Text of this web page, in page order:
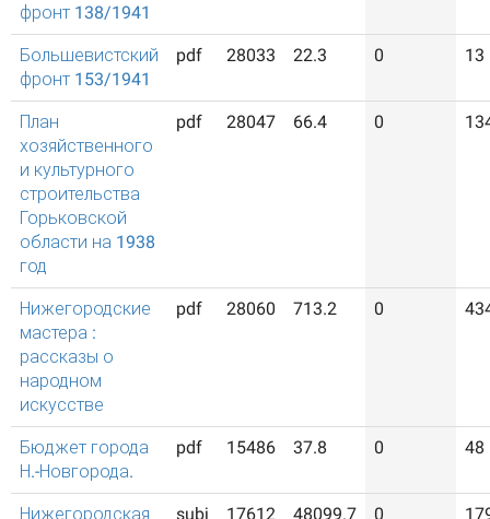
фронт 138/1941
Большевистский
фронт 153/1941
pdf 28033 22.3 0 13
План
хозяйственного
и культурного
строительства
Горьковской
области на 1938
год
pdf 28047 66.4 0
Нижегородские
мастера :
рассказы о
народном
искусстве
pdf 28060 713.2 0
Бюджет города
Н.-Новгорода.
pdf 15486 37.8 0 48
Нижегородская subj 17612 48099.7 0